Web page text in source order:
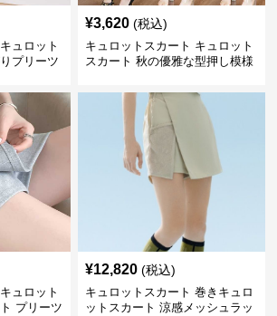
ュロット
プリーツ
¥3,620 (税込)
キュロットスカート キュロット
スカート 秋の優雅な型押し模様
ュロット
プリーツ
¥12,820 (税込)
キュロットスカート 巻きキュロ
ットスカート 涼感メッシュラッ